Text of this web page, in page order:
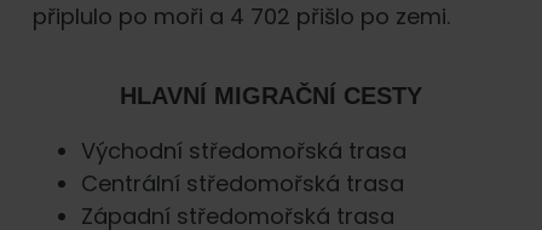
připlulo po moři a 4 702 přišlo po zemi.
HLAVNÍ MIGRAČNÍ CESTY
Východní středomořská trasa
Centrální středomořská trasa
Západní středomořská trasa